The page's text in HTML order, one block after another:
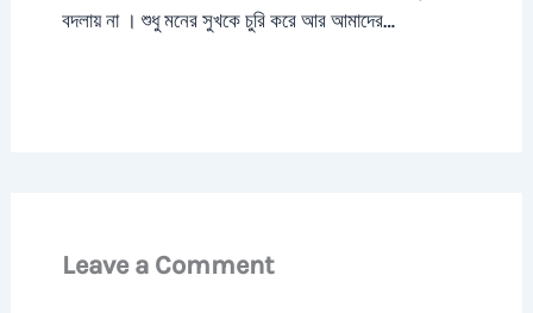
বদলায় না । শুধু মনের সুখকে চুরি করে আর আমাদের…
Leave a Comment